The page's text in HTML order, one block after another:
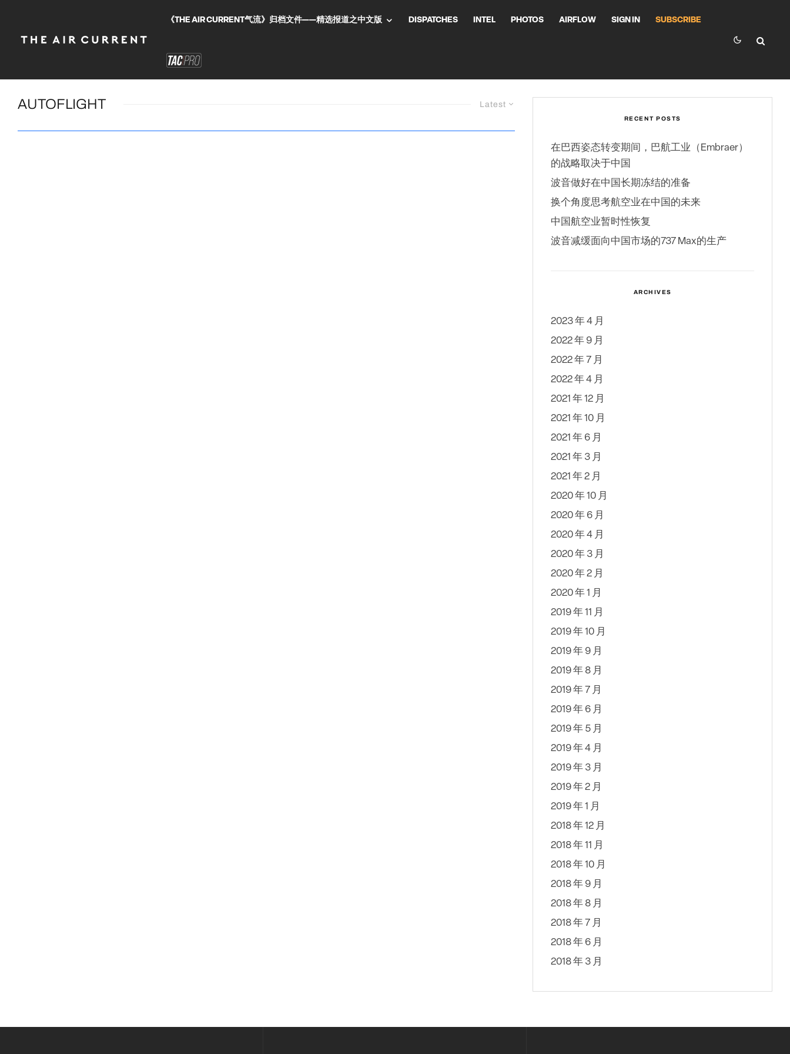
《THE AIR CURRENT气流》归档文件——精选报道之中文版 DISPATCHES INTEL PHOTOS AIRFLOW SIGN IN SUBSCRIBE
Latest
AUTOFLIGHT
RECENT POSTS
在巴西姿态转变期间，巴航工业（Embraer）
的战略取决于中国
波音做好在中国长期冻结的准备
换个角度思考航空业在中国的未来
中国航空业暂时性恢复
波音减缓面向中国市场的737 Max的生产
ARCHIVES
2023 年 4 月
2022 年 9 月
2022 年 7 月
2022 年 4 月
2021 年 12 月
2021 年 10 月
2021 年 6 月
2021 年 3 月
2021 年 2 月
2020 年 10 月
2020 年 6 月
2020 年 4 月
2020 年 3 月
2020 年 2 月
2020 年 1 月
2019 年 11 月
2019 年 10 月
2019 年 9 月
2019 年 8 月
2019 年 7 月
2019 年 6 月
2019 年 5 月
2019 年 4 月
2019 年 3 月
2019 年 2 月
2019 年 1 月
2018 年 12 月
2018 年 11 月
2018 年 10 月
2018 年 9 月
2018 年 8 月
2018 年 7 月
2018 年 6 月
2018 年 3 月